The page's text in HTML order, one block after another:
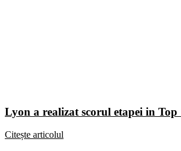
Lyon a realizat scorul etapei in Top
Citește articolul